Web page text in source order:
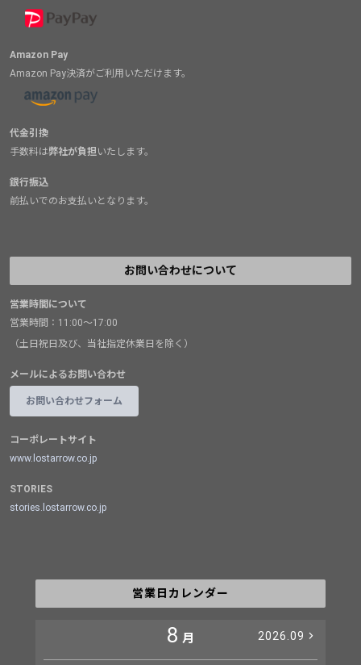
Amazon Pay
Amazon Pay決済がご利用いただけます。
代金引換
手数料は弊社が負担いたします。
銀行振込
前払いでのお支払いとなります。
お問い合わせについて
営業時間について
営業時間：11:00～17:00
（土日祝日及び、当社指定休業日を除く）
メールによるお問い合わせ
お問い合わせフォーム
コーポレートサイト
www.lostarrow.co.jp
STORIES
stories.lostarrow.co.jp
営業日カレンダー
8 月 2026.09